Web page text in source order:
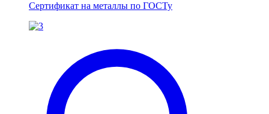
Сертификат на металлы по ГОСТу